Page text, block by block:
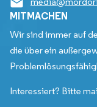
MITMACHEN
Wir sind immer auf
die über ein
Interessiert? Bitte